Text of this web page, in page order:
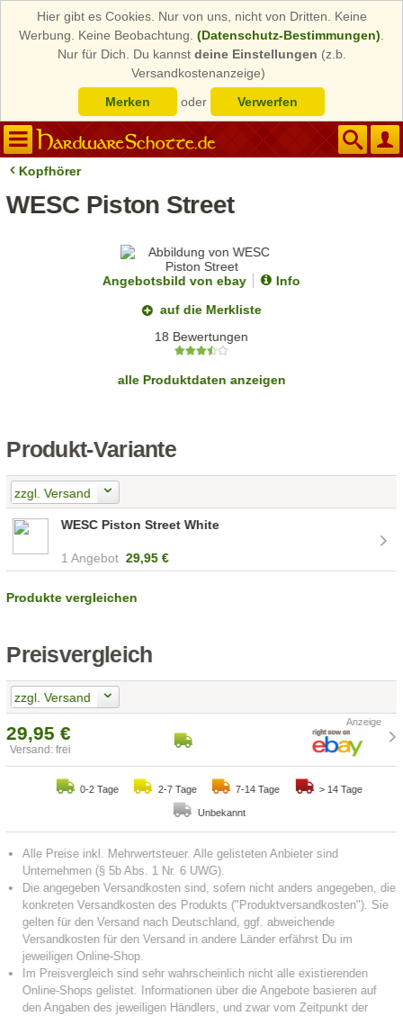
Hier gibt es Cookies. Nur von uns, nicht von Dritten. Keine
Werbung. Keine Beobachtung. (Datenschutz-Bestimmungen)
Nur für Dich. Du kannst deine Einstellungen (z.b.
Versandkostenanzeige)
Merken
oder Verwerfen
Kopfhörer
WESC Piston Street
Angebotsbild von ebay
Info
auf die Merkliste
18 Bewertungen
alle Produktdaten anzeigen
Produkt-Variante
zzgl. Versand
WESC Piston Street White
1 Angebot 29,95 €
Produkte vergleichen
Preisvergleich
zzgl. Versand
29,95 €
Versand: frei
0-2 Tage 2-7 Tage 7-14 Tage > 14 Tage
Unbekannt